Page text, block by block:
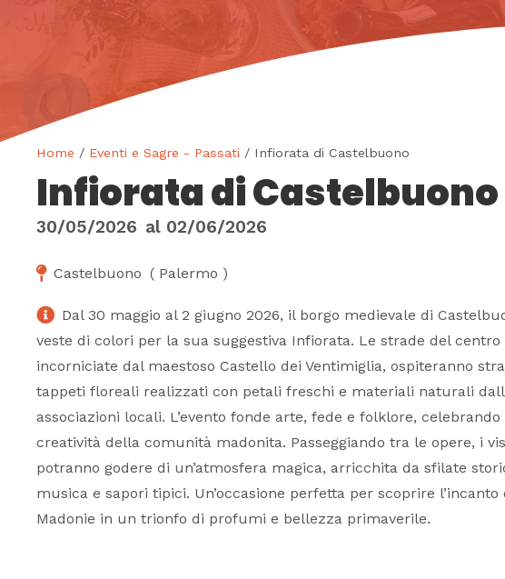
Home / Eventi e Sagre - Passati / Infiorata di Castelbuono
Infiorata di Castelbuono
30/05/2026 al 02/06/2026
Castelbuono ( Palermo )
Dal 30 maggio al 2 giugno 2026, il borgo medievale di
veste di colori per la sua suggestiva Infiorata. Le strade del centro
incorniciate dal maestoso Castello dei Ventimiglia, ospiteranno
tappeti floreali realizzati con petali freschi e materiali naturali
associazioni locali. L’evento fonde arte, fede e folklore, celebrando
creatività della comunità madonita. Passeggiando tra le opere, i
potranno godere di un’atmosfera magica, arricchita da sfilate
musica e sapori tipici. Un’occasione perfetta per scoprire l’incanto
Madonie in un trionfo di profumi e bellezza primaverile.